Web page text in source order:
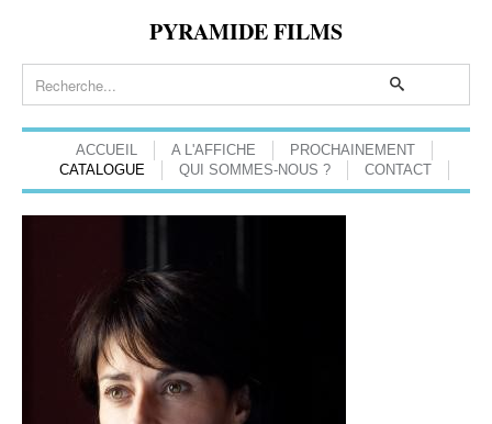
PYRAMIDE FILMS
ACCUEIL A L'AFFICHE
PROCHAINEMENT
CATALOGUE
QUI SOMMES-NOUS ? CONTACT